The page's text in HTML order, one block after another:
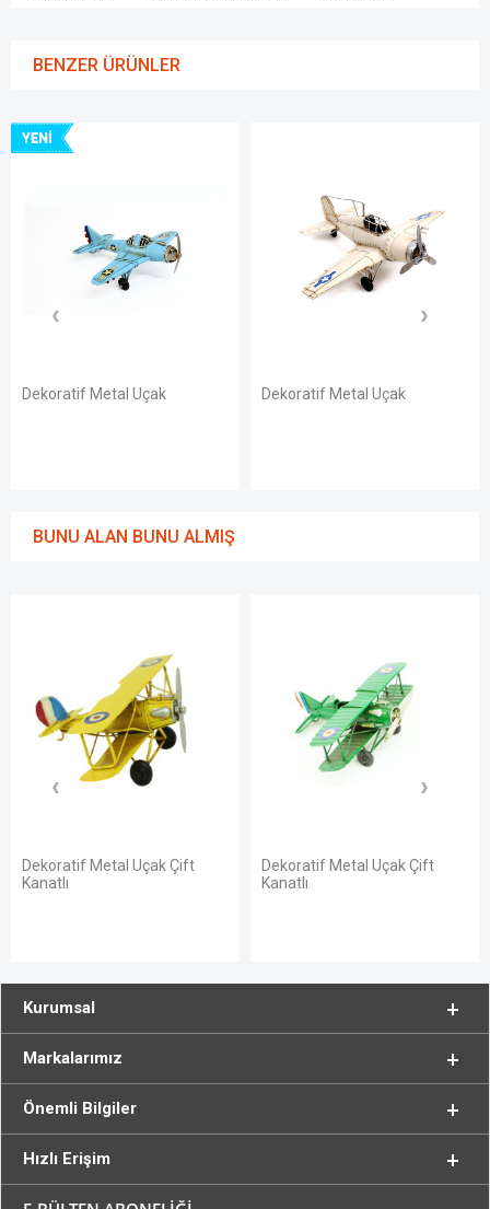
BENZER ÜRÜNLER
YENI
Dekoratif Metal Uçak Dekoratif Metal Uçak
BUNU ALAN BUNU ALMIŞ
Dekoratif Metal Uçak Çift
Kanatlı
Dekoratif Metal Uçak Çift
Kanatlı
Kurumsal
Markalarımız
Önemli Bilgiler
Hızlı Erişim